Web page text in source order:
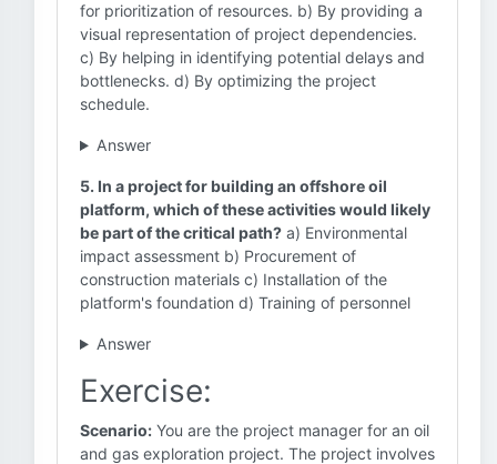
for prioritization of resources. b) By providing a
visual representation of project dependencies.
c) By helping in identifying potential delays and
bottlenecks. d) By optimizing the project
schedule.
Answer
5. In a project for building an offshore oil
platform, which of these activities would likely
be part of the critical path? a) Environmental
impact assessment b) Procurement of
construction materials c) Installation of the
platform's foundation d) Training of personnel
Answer
Exercise:
Scenario: You are the project manager for an oil
and gas exploration project. The project involves